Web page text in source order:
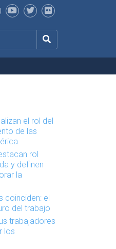
el rol del
de las
rol
y definen
la
coinciden: el
del trabajo
trabajadores
los